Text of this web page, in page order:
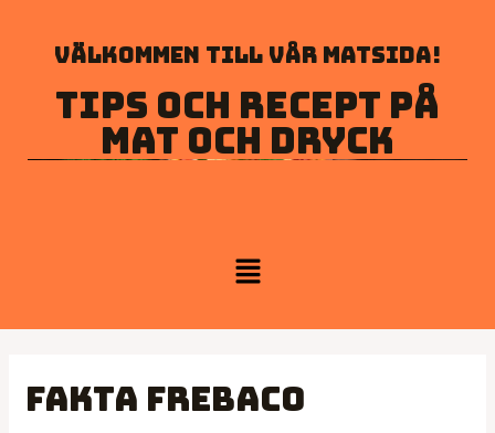
Välkommen till vår matsida!
Tips och recept på
mat och dryck
Fakta Frebaco